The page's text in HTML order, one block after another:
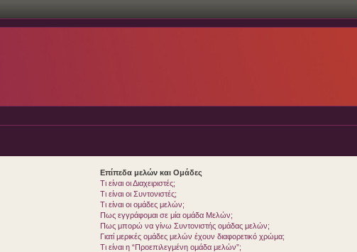
Επίπεδα μελών και Ομάδες
Τι είναι οι Διαχειριστές;
Τι είναι οι Συντονιστές;
Τι είναι οι ομάδες μελών;
Πως εγγράφομαι σε μία ομάδα Μελών;
Πως μπορώ να γίνω Συντονιστής ομάδας μελών;
Γιατί μερικές ομάδες μελών έχουν διαφορετικό χρώμα;
Τι είναι η “Προεπιλεγμένη ομάδα μελών”;